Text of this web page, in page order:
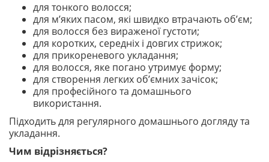
для тонкого волосся;
для м’яких пасом, які швидко втрачають об’єм;
для волосся без вираженої густоти;
для коротких, середніх і довгих стрижок;
для прикореневого укладання;
для волосся, яке погано утримує форму;
для створення легких об’ємних зачісок;
для професійного та домашнього
використання.
Підходить для регулярного домашнього догляду та
укладання.
Чим відрізняється?